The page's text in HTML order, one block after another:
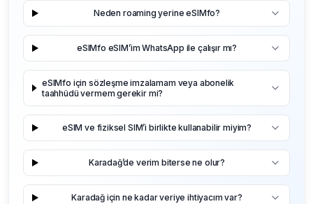
Neden roaming yerine eSIMfo?
eSIMfo eSIM’im WhatsApp ile çalışır mı?
eSIMfo için sözleşme imzalamam veya abonelik
taahhüdü vermem gerekir mi?
eSIM ve fiziksel SIM’i birlikte kullanabilir miyim?
Karadağ’de verim biterse ne olur?
Karadağ için ne kadar veriye ihtiyacım var?